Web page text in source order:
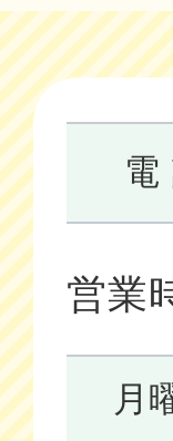
電
営業
月